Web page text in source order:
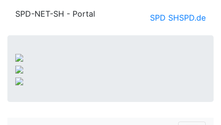
SPD-NET-SH - Portal SPD SHSPD.de